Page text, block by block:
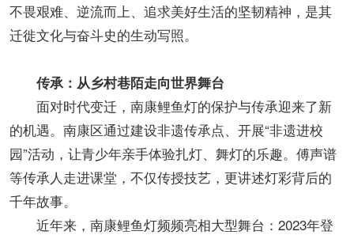
不畏艰难、逆流而上、追求美好生活的坚韧精神，是其
迁徙文化与奋斗史的生动写照。
传承：从乡村巷陌走向世界舞台
面对时代变迁，南康鲤鱼灯的保护与传承迎来了新
的机遇。南康区通过建设非遗传承点、开展“非遗进校
园”活动，让青少年亲手体验扎灯、舞灯的乐趣。傅声谱
等传承人走进课堂，不仅传授技艺，更讲述灯彩背后的
千年故事。
近年来，南康鲤鱼灯频频亮相大型舞台：2023年登